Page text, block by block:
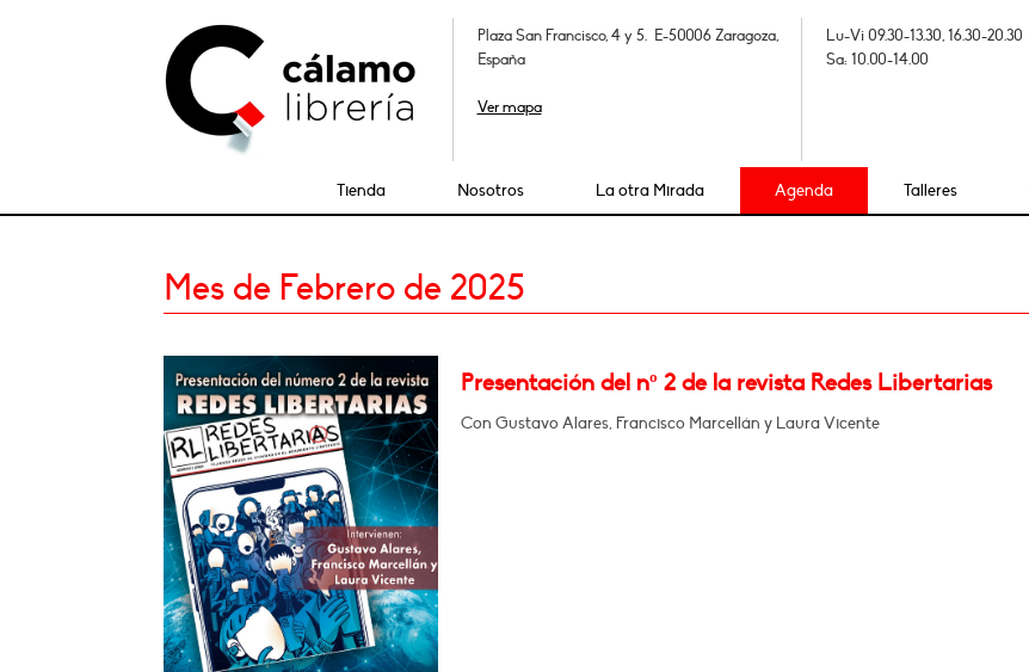
Plaza San Francisco, 4 y 5. E-50006 Zaragoza,
España
Ver mapa
Lu-Vi 09.30-13.30, 16.30-20.30
Sa: 10.00-14.00
Tienda Nosotros La otra Mirada Agenda Talleres
Mes de Febrero de 2025
Presentación del nº 2 de la revista Redes Libertarias
Con Gustavo Alares, Francisco Marcellán y Laura Vicente